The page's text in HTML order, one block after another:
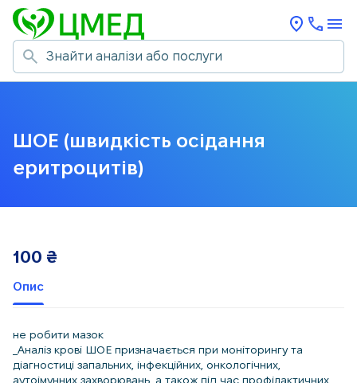
ШОЕ (швидкість осідання
еритроцитів)
Опис
не робити мазок
_Аналіз крові ШОЕ призначається при моніторингу та
діагностиці запальних, інфекційних, онкологічних,
аутоімунних захворювань, а також під час профілактичних
100 ₴